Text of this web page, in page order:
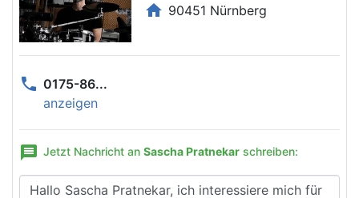
home 90451 Nürnberg
phone 0175-86...
anzeigen
message Jetzt Nachricht an Sascha Pratnekar schreiben: